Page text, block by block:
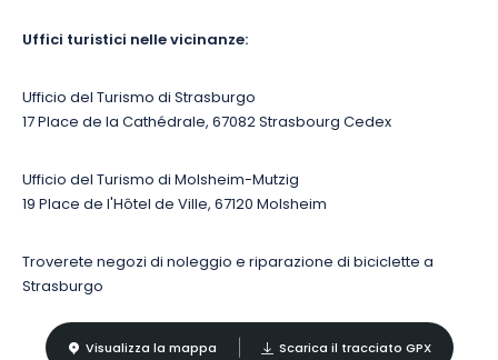
Uffici turistici nelle vicinanze:
Ufficio del Turismo di Strasburgo
17 Place de la Cathédrale, 67082 Strasbourg Cedex
Ufficio del Turismo di Molsheim-Mutzig
19 Place de l'Hôtel de Ville, 67120 Molsheim
Troverete negozi di noleggio e riparazione di biciclette a
Strasburgo
Visualizza la mappa Scarica il tracciato GPX